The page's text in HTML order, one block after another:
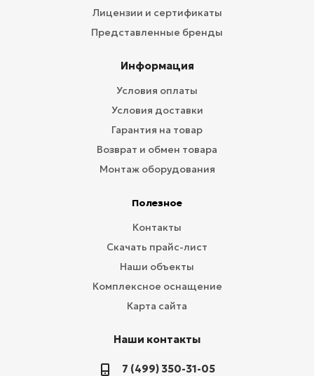
Лицензии и сертификаты
Представленные бренды
Информация
Условия оплаты
Условия доставки
Гарантия на товар
Возврат и обмен товара
Монтаж оборудования
Полезное
Контакты
Скачать прайс-лист
Наши объекты
Комплексное оснащение
Карта сайта
Наши контакты
7 (499) 350-31-05